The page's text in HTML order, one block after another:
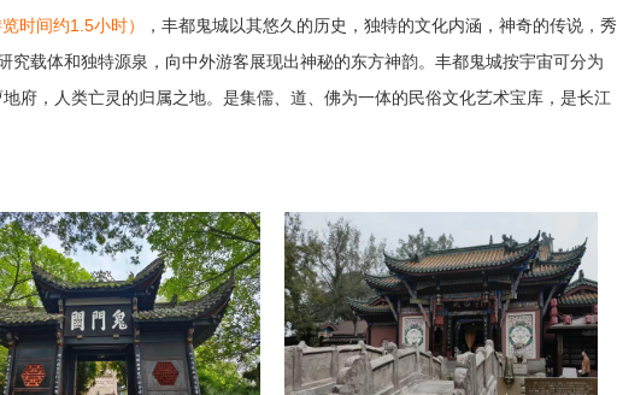
时间约1.5小时）
，丰都鬼城以其悠久的历史，独特的文化内涵，神奇的传说，秀
究载体和独特源泉，向中外游客展现出神秘的东方神韵。丰都鬼城按宇宙可分为
府，人类亡灵的归属之地。是集儒、道、佛为一体的民俗文化艺术宝库，是长江